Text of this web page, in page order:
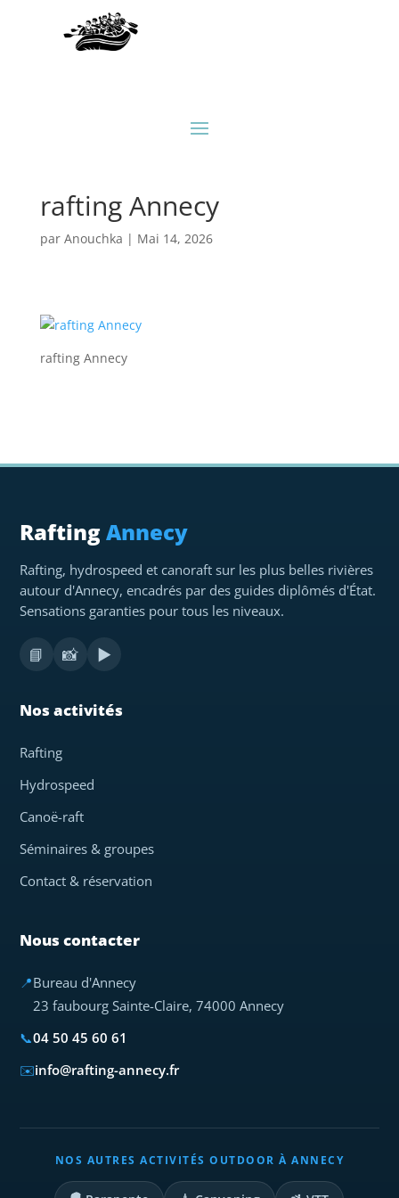
rafting Annecy
par Anouchka | Mai 14, 2026
rafting Annecy
RaftingAnnecy
Rafting, hydrospeed et canoraft sur les plus belles rivières
autour d'Annecy, encadrés par des guides diplômés d'État.
Sensations garanties pour tous les niveaux.
📘 📸 ▶️
Nos activités
Rafting
Hydrospeed
Canoë-raft
Séminaires & groupes
Contact & réservation
Nous contacter
📍Bureau d'Annecy
23 faubourg Sainte-Claire, 74000 Annecy
📞04 50 45 60 61
✉️info@rafting-annecy.fr
NOS AUTRES ACTIVITÉS OUTDOOR À ANNECY